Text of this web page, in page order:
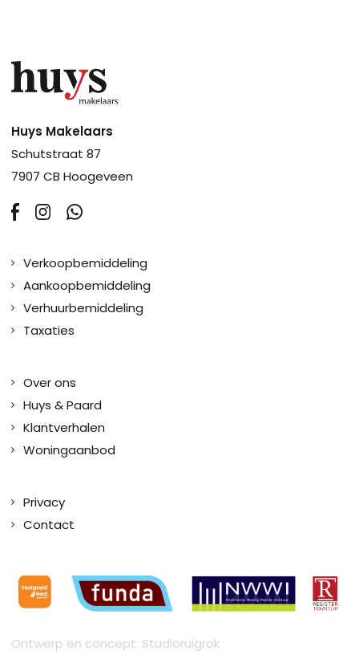
Huys Makelaars
Schutstraat 87
7907 CB Hoogeveen
Verkoopbemiddeling
Aankoopbemiddeling
Verhuurbemiddeling
Taxaties
Over ons
Huys & Paard
Klantverhalen
Woningaanbod
Privacy
Contact
Ontwerp en concept: Studioruigrok